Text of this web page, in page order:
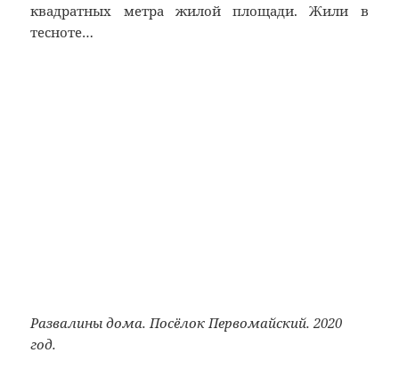
квадратных метра жилой площади. Жили в
тесноте…
Развалины дома. Посёлок Первомайский. 2020
год.